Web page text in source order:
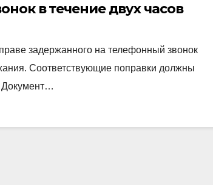
в течение двух часов
задержанного на телефонный звонок
Соответствующие поправки должны
Документ…